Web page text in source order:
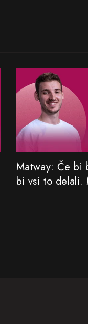
Matway: Če bi
bi vsi to delali.